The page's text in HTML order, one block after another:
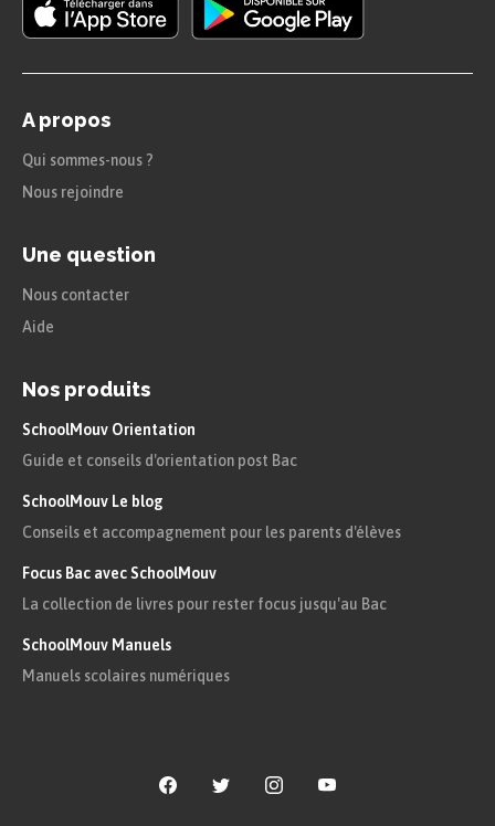
A propos
Qui sommes-nous ?
Nous rejoindre
Une question
Nous contacter
Aide
Nos produits
SchoolMouv Orientation
Guide et conseils d'orientation post Bac
SchoolMouv Le blog
Conseils et accompagnement pour les parents d'élèves
Focus Bac avec SchoolMouv
La collection de livres pour rester focus jusqu'au Bac
SchoolMouv Manuels
Manuels scolaires numériques